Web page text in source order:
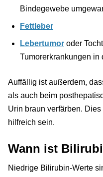
Bindegewebe
Fettleber
Lebertumor oder
Tumorerkrankungen in
Auffällig ist außerdem,
als auch beim
Urin braun verfärben.
hilfreich sein.
Wann ist
Niedrige Bilirubin-Werte